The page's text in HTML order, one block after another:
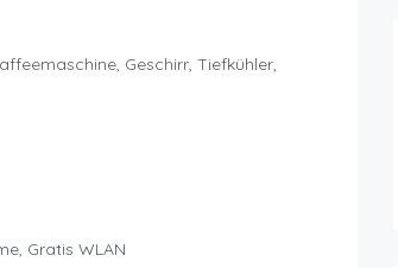
Geschirr, Tiefkühler,
Gratis WLAN